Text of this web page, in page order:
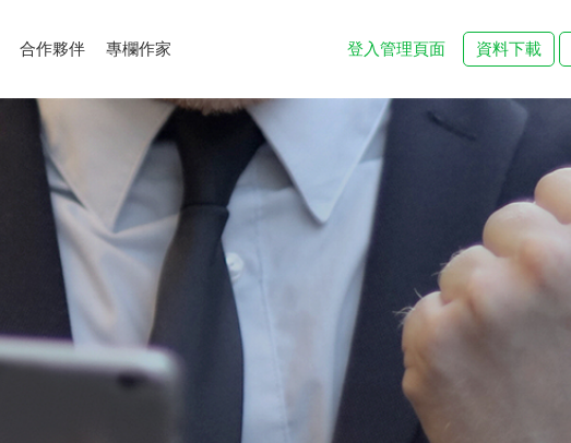
合作夥伴 專欄作家 登入管理頁面 資料下載